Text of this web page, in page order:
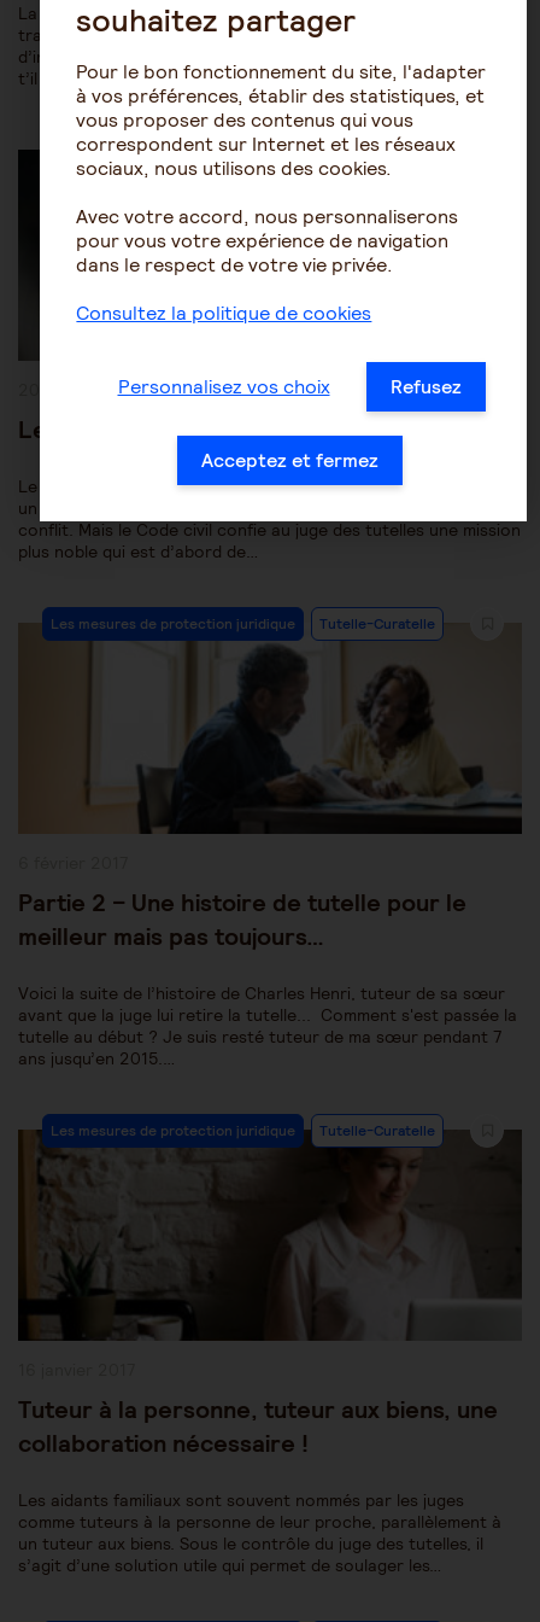
La personne protégée est prise en charge par le médecin
traitant, parfois un spécialiste et tout un environnement
d’infirmiers, de kinésithérapeutes, d’orthophonistes. Le juge a-
t’il pour mission de…
Category:
Les mesures de protection juridique Tutelle-Curatelle
20 août 2018
Le rôle du juge des tutelles
Le juge des tutelles, comme tous les magistrats, adapte la loi à
un cas particulier. Il rend des décisions pour trancher un
conflit. Mais le Code civil confie au juge des tutelles une mission
plus noble qui est d’abord de…
Post
Category:
Les mesures de protection juridique Tutelle-Curatelle
Partie 2 – Une histoire de tutelle pour le
meilleur mais pas toujours…
Voici la suite de l’histoire de Charles Henri, tuteur de sa sœur
avant que la juge lui retire la tutelle... Comment s'est passée la
tutelle au début ? Je suis resté tuteur de ma sœur pendant 7
ans jusqu’en 2015.…
Post
Category:
Les mesures de protection juridique Tutelle-Curatelle
Tuteur à la personne, tuteur aux biens, une
collaboration nécessaire !
Les aidants familiaux sont souvent nommés par les juges
comme tuteurs à la personne de leur proche, parallèlement à
un tuteur aux biens. Sous le contrôle du juge des tutelles, il
s’agit d’une solution utile qui permet de soulager les…
souhaitez partager
Pour le bon fonctionnement du site, l'adapter
à vos préférences, établir des statistiques, et
vous proposer des contenus qui vous
correspondent sur Internet et les réseaux
sociaux, nous utilisons des cookies.
Avec votre accord, nous personnaliserons
pour vous votre expérience de navigation
dans le respect de votre vie privée.
Consultez la politique de cookies
Personnalisez vos choix Refusez
Acceptez et fermez